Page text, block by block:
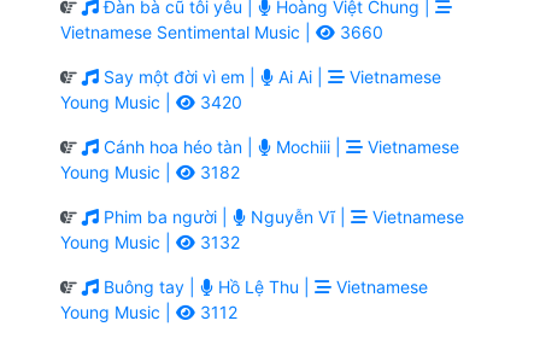
Đàn bà cũ tôi yêu |
Hoàng Việt Chung |
Vietnamese Sentimental Music |
3660
Say một đời vì em | Ai Ai |
Vietnamese
Young Music |
3420
Cánh hoa héo tàn | Mochiii |
Vietnamese
Young Music |
3182
Phim ba người | Nguyễn Vĩ |
Vietnamese
Young Music |
3132
Buông tay | Hồ Lệ Thu |
Vietnamese
Young Music |
3112